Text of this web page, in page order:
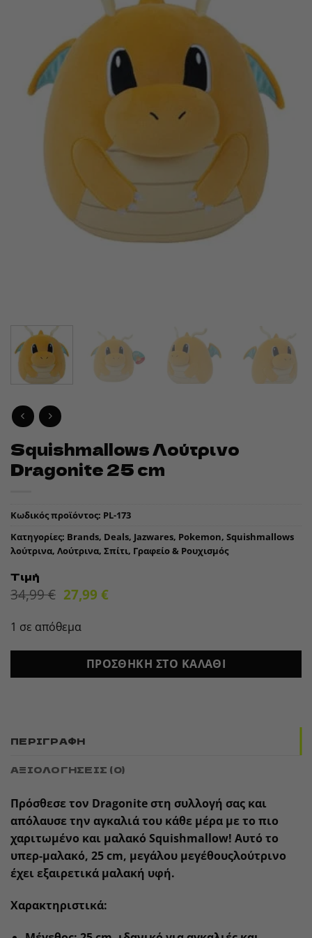
Squishmallows Λούτρινο
Dragonite 25 cm
Κωδικός προϊόντος: PL-173
Κατηγορίες: Brands, Deals, Jazwares, Pokemon, Squishmallows
λούτρινα, Λούτρινα, Σπίτι, Γραφείο & Ρουχισμός
Τιμή
34,99€ Original
price
was:
34,99 €.
27,99 €Η
27,99 €.
1 σε απόθεμα
ΠΡΟΣΘΉΚΗ ΣΤΟ ΚΑΛΆΘΙ
ΠΕΡΙΓΡΑΦΉ
ΑΞΙΟΛΟΓΉΣΕΙΣ (0)
Πρόσθεσε τον Dragonite στη συλλογή σας και
απόλαυσε την αγκαλιά του κάθε μέρα με το πιο
χαριτωμένο και μαλακό Squishmallow! Αυτό το
υπερ-μαλακό, 25 cm, μεγάλου μεγέθουςλούτρινο
έχει εξαιρετικά μαλακή υφή.
Χαρακτηριστικά: